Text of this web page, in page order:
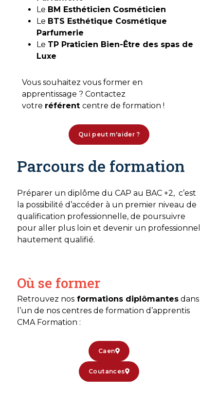
Le BM Esthéticien Cosméticien
Le BTS Esthétique Cosmétique
Parfumerie
Le TP Praticien Bien-Être des spas de
Luxe
Vous souhaitez vous former en
apprentissage ? Contactez
votre référent centre de formation !
Qui peut m'aider ?
Parcours de formation
Préparer un diplôme du CAP au BAC +2, c’est
la possibilité d’accéder à un premier niveau de
qualification professionnelle, de poursuivre
pour aller plus loin et devenir un professionnel
hautement qualifié.
Où se former
Retrouvez nos formations diplômantes dans
l’un de nos centres de formation d’apprentis
CMA Formation :
Caen
Coutances